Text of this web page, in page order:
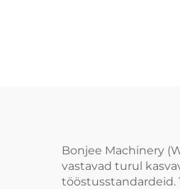
Bonjee Machinery
vastavad turul
tööstusstandardeid.